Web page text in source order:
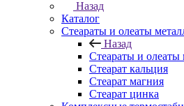
Назад
Каталог
Стеараты и олеаты
Назад
Стеараты и олеаты
Стеарат кальция
Стеарат магния
Стеарат цинка